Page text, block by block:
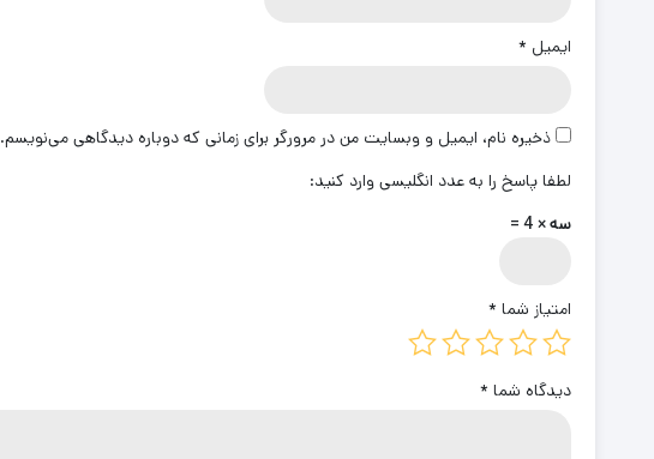
ایمیل *
ذخیره نام، ایمیل و وبسایت من در مرورگر برای زمانی که دوباره دیدگاهی می‌نویسم.
لطفا پاسخ را به عدد انگلیسی وارد کنید:
سه × 4 =
امتیاز شما *
دیدگاه شما *